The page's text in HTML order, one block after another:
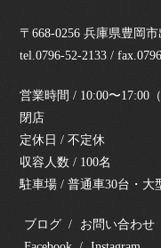
〒668-0256 兵庫県豊岡
tel.0796-52-2133 /
営業時間 / 10:00〜17:00
閉店
定休日 / 不定休
収容人数 / 100名
駐車場 / 普通車30台・大
ブログ お問い合わせ